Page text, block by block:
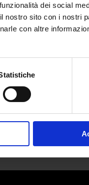
dei social
nostro sito con i nostri
con altre